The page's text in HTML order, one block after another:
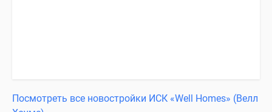
Посмотреть все новостройки ИСК «Well Homes» (Велл